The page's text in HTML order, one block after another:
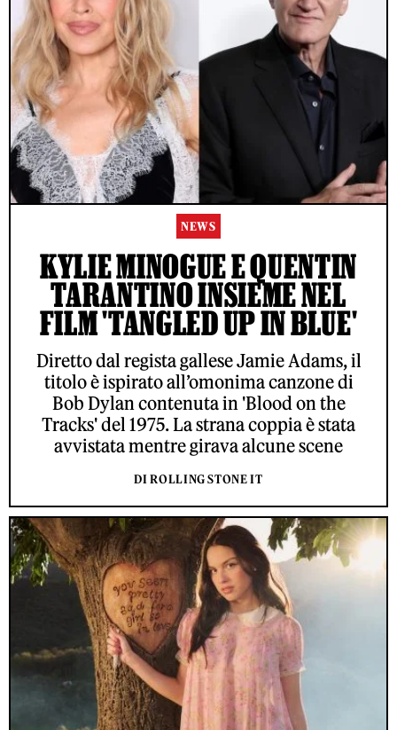
NEWS
KYLIE MINOGUE E QUENTIN
TARANTINO INSIEME NEL
FILM 'TANGLED UP IN BLUE'
Diretto dal regista gallese Jamie Adams, il
titolo è ispirato all’omonima canzone di
Bob Dylan contenuta in 'Blood on the
Tracks' del 1975. La strana coppia è stata
avvistata mentre girava alcune scene
DI ROLLING STONE IT